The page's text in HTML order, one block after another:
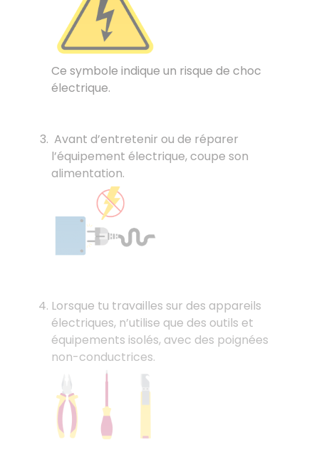
Ce symbole indique un risque de choc
électrique.
Avant d’entretenir ou de réparer
l’équipement électrique, coupe son
alimentation.
Lorsque tu travailles sur des appareils
électriques, n’utilise que des outils et
équipements isolés, avec des poignées
non-conductrices.